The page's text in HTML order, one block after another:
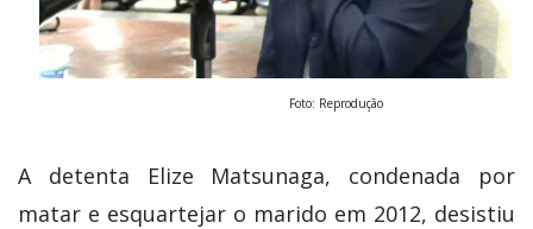
Foto: Reprodução
A detenta Elize Matsunaga, condenada por
matar e esquartejar o marido em 2012, desistiu